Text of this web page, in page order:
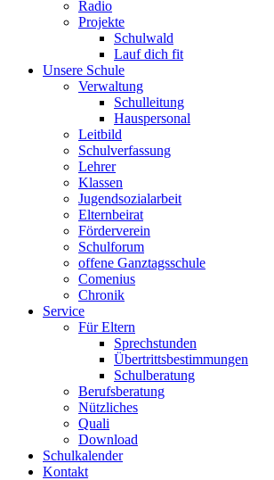
Radio
Projekte
Schulwald
Lauf dich fit
Unsere Schule
Verwaltung
Schulleitung
Hauspersonal
Leitbild
Schulverfassung
Lehrer
Klassen
Jugendsozialarbeit
Elternbeirat
Förderverein
Schulforum
offene Ganztagsschule
Comenius
Chronik
Service
Für Eltern
Sprechstunden
Übertrittsbestimmungen
Schulberatung
Berufsberatung
Nützliches
Quali
Download
Schulkalender
Kontakt